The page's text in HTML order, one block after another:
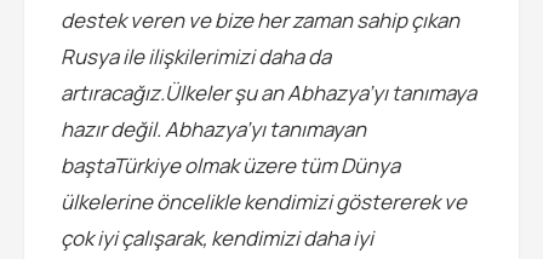
destek veren ve bize her zaman sahip çıkan
Rusya ile ilişkilerimizi daha da
artıracağız.Ülkeler şu an Abhazya’yı tanımaya
hazır değil. Abhazya’yı tanımayan
baştaTürkiye olmak üzere tüm Dünya
ülkelerine öncelikle kendimizi göstererek ve
çok iyi çalışarak, kendimizi daha iyi